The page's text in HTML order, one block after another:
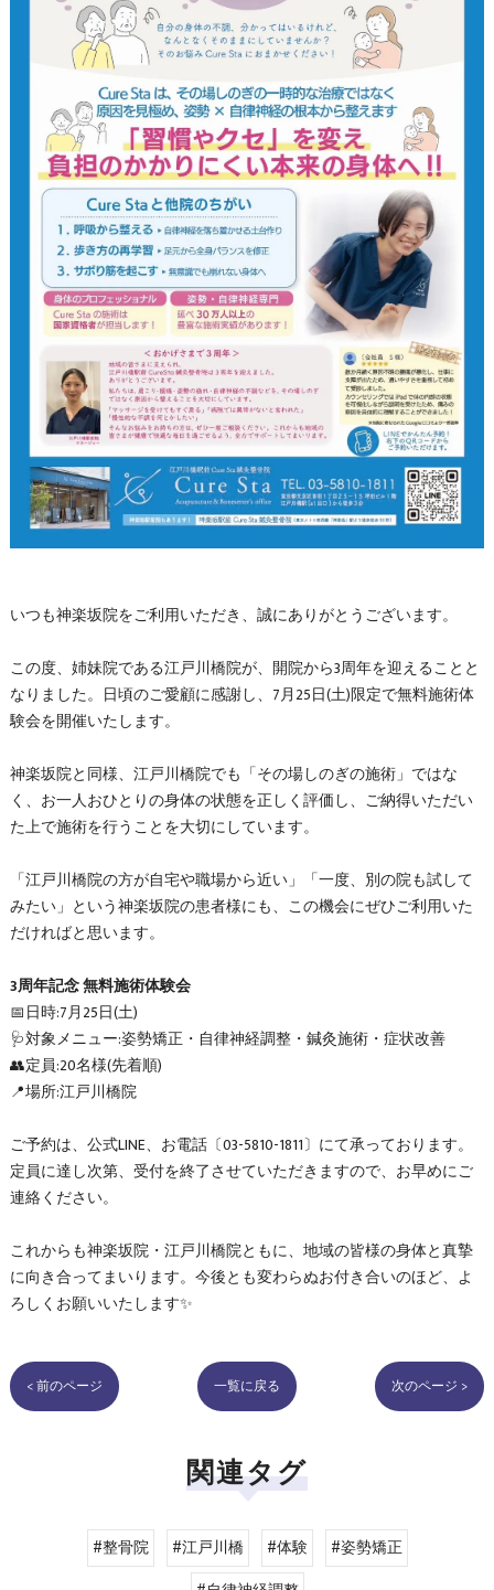
いつも神楽坂院をご利用いただき、誠にありがとうございます。
この度、姉妹院である江戸川橋院が、開院から3周年を迎えることと
なりました。日頃のご愛顧に感謝し、7月25日(土)限定で無料施術体
験会を開催いたします。
神楽坂院と同様、江戸川橋院でも「その場しのぎの施術」ではな
く、お一人おひとりの身体の状態を正しく評価し、ご納得いただい
た上で施術を行うことを大切にしています。
「江戸川橋院の方が自宅や職場から近い」「一度、別の院も試して
みたい」という神楽坂院の患者様にも、この機会にぜひご利用いた
だければと思います。
3周年記念 無料施術体験会
📅日時:7月25日(土)
🩺対象メニュー:姿勢矯正・自律神経調整・鍼灸施術・症状改善
👥定員:20名様(先着順)
📍場所:江戸川橋院
ご予約は、公式LINE、お電話〔03-5810-1811〕にて承っております。
定員に達し次第、受付を終了させていただきますので、お早めにご
連絡ください。
これからも神楽坂院・江戸川橋院ともに、地域の皆様の身体と真摯
に向き合ってまいります。今後とも変わらぬお付き合いのほど、よ
ろしくお願いいたします✨
< 前のページ 一覧に戻る 次のページ >
関連タグ
#整骨院 #江戸川橋 #体験
#姿勢矯正